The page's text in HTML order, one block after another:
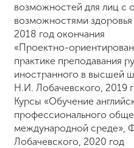
возможностей для лиц с
возможностями здоровья
2018 год окончания
«Проектно-
практике преподавания
иностранного в высшей
Н.И. Лобачевского, 2019
Курсы «Обучение
профессионального
международной
Лобачевского, 2020 год